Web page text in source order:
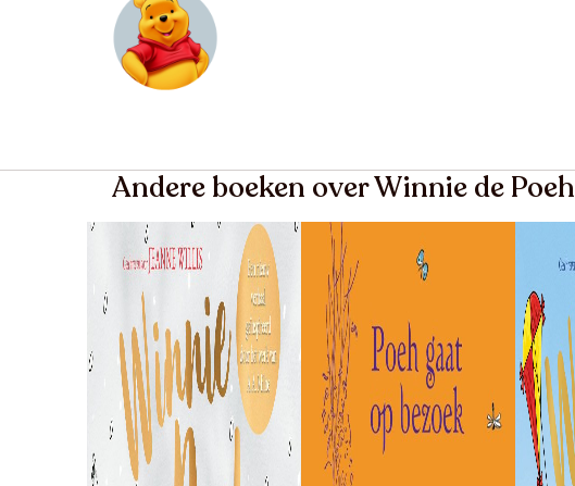
Andere boeken over Winnie de Poeh